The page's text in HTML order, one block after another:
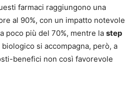
farmaci raggiungono una
al 90%, con un impatto notevole
poco più del 70%, mentre la step
si accompagna, però, a
benefici non così favorevole